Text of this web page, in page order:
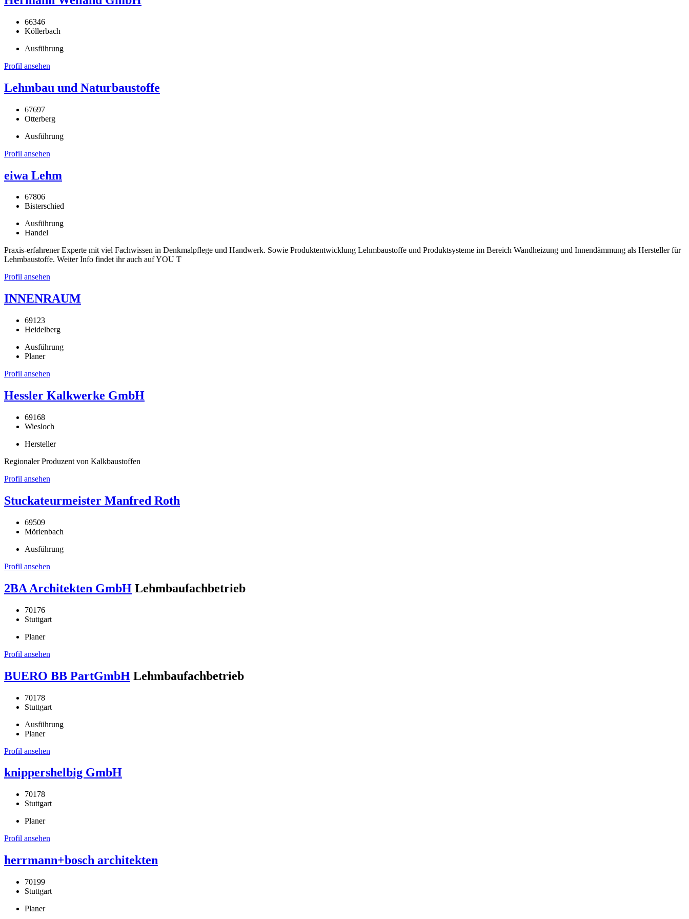
66346
Köllerbach
Ausführung
Profil ansehen
Lehmbau und Naturbaustoffe
67697
Otterberg
Ausführung
Profil ansehen
eiwa Lehm
67806
Bisterschied
Ausführung
Handel
Praxis-erfahrener Experte mit viel Fachwissen in Denkmalpflege und Handwerk. Sowie Produktentwicklung Lehmbaustoffe und Produktsysteme im Bereich Wandheizung und Innendämmung als Hersteller für
Lehmbaustoffe. Weiter Info findet ihr auch auf YOU T
Profil ansehen
INNENRAUM
69123
Heidelberg
Ausführung
Planer
Profil ansehen
Hessler Kalkwerke GmbH
69168
Wiesloch
Hersteller
Regionaler Produzent von Kalkbaustoffen
Profil ansehen
Stuckateurmeister Manfred Roth
69509
Mörlenbach
Ausführung
Profil ansehen
2BA Architekten GmbH Lehmbaufachbetrieb
70176
Stuttgart
Planer
Profil ansehen
BUERO BB PartGmbH Lehmbaufachbetrieb
70178
Stuttgart
Ausführung
Planer
Profil ansehen
knippershelbig GmbH
70178
Stuttgart
Planer
Profil ansehen
herrmann+bosch architekten
70199
Stuttgart
Planer